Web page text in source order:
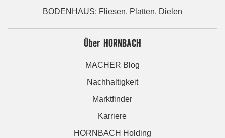
BODENHAUS: Fliesen. Platten. Dielen
Über HORNBACH
MACHER Blog
Nachhaltigkeit
Marktfinder
Karriere
HORNBACH Holding